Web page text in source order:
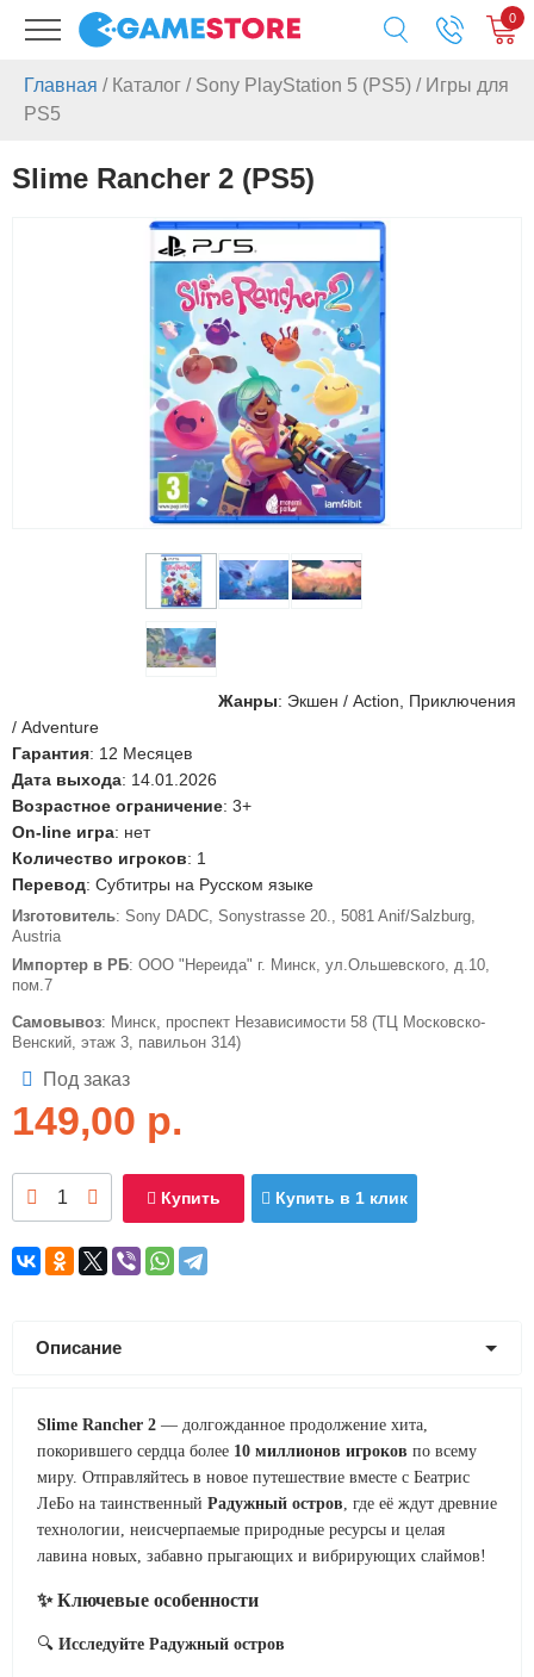
0
Главная / Каталог / Sony PlayStation 5 (PS5) / Игры для
PS5
Slime Rancher 2 (PS5)
Жанры: Экшен / Action, Приключения
/ Adventure
Гарантия: 12 Месяцев
Дата выхода: 14.01.2026
Возрастное ограничение: 3+
On-line игра: нет
Количество игроков: 1
Перевод: Субтитры на Русском языке
Изготовитель: Sony DADC, Sonystrasse 20., 5081 Anif/Salzburg,
Austria
Импортер в РБ: ООО "Нереида" г. Минск, ул.Ольшевского, д.10,
пом.7
Самовывоз: Минск, проспект Независимости 58 (ТЦ Московско-
Венский, этаж 3, павильон 314)
Под заказ
149,00 р.
Купить Купить в 1 клик
Описание
Slime Rancher 2 — долгожданное продолжение хита,
покорившего сердца более 10 миллионов игроков по всему
миру. Отправляйтесь в новое путешествие вместе с Беатрис
ЛеБо на таинственный Радужный остров , где её ждут древние
технологии, неисчерпаемые природные ресурсы и целая
лавина новых, забавно прыгающих и вибрирующих слаймов!
✨ Ключевые особенности
🔍 Исследуйте Радужный остров